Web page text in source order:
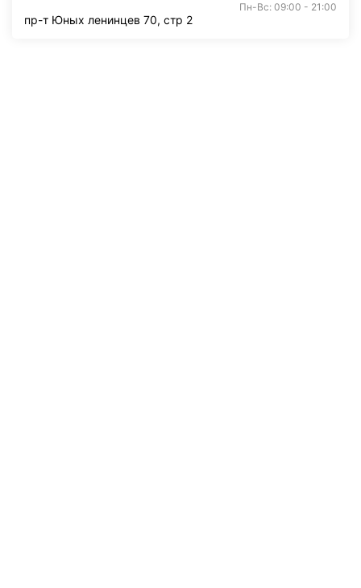
Пн-Вс: 09:00 - 21:00
пр-т Юных ленинцев 70, стр 2